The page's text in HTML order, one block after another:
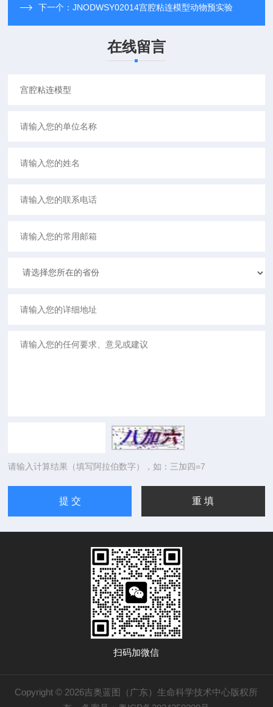
下一个：JNODWSY02014宫腔粘连模型动物预实验
在线留言
请输入计算结果（填写阿拉伯数字），如：三加四=7
扫码加微信
Copyright © 2026吉奥蓝图（广东）生命科学技术中心版权所